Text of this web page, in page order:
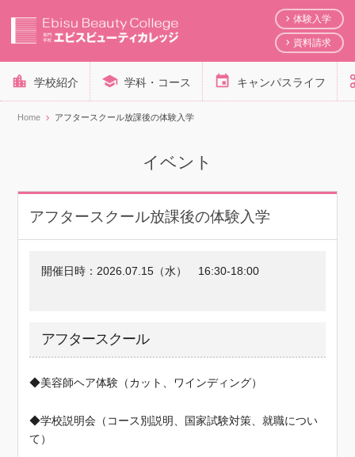
体験入学
資料請求
学校紹介 学科・コース キャンパスライフ
Home アフタースクール放課後の体験入学
イベント
アフタースクール放課後の体験入学
開催日時： 2026.07.15（水） 16:30-18:00
アフタースクール
◆美容師ヘア体験（カット、ワインディング）
◆学校説明会（コース別説明、国家試験対策、就職につい
て）